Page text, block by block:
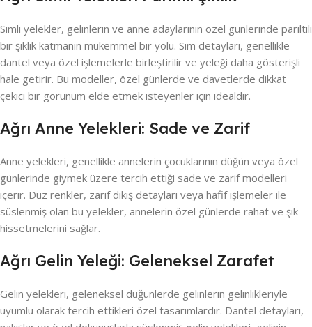
Simli yelekler, gelinlerin ve anne adaylarının özel günlerinde parıltılı
bir şıklık katmanın mükemmel bir yolu. Sim detayları, genellikle
dantel veya özel işlemelerle birleştirilir ve yeleği daha gösterişli
hale getirir. Bu modeller, özel günlerde ve davetlerde dikkat
çekici bir görünüm elde etmek isteyenler için idealdir.
Ağrı Anne Yelekleri: Sade ve Zarif
Anne yelekleri, genellikle annelerin çocuklarının düğün veya özel
günlerinde giymek üzere tercih ettiği sade ve zarif modelleri
içerir. Düz renkler, zarif dikiş detayları veya hafif işlemeler ile
süslenmiş olan bu yelekler, annelerin özel günlerde rahat ve şık
hissetmelerini sağlar.
Ağrı Gelin Yeleği: Geleneksel Zarafet
Gelin yelekleri, geleneksel düğünlerde gelinlerin gelinlikleriyle
uyumlu olarak tercih ettikleri özel tasarımlardır. Dantel detayları,